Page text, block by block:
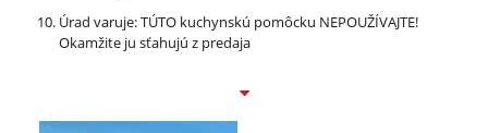
Úrad varuje: TÚTO kuchynskú pomôcku NEPOUŽÍVAJTE!
Okamžite ju sťahujú z predaja